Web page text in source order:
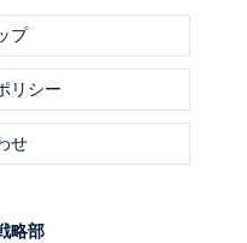
プ
リシー
せ
略部